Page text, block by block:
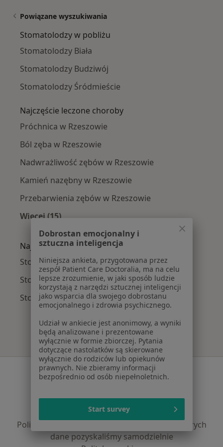
Powiązane wyszukiwania
Stomatolodzy w pobliżu
Stomatolodzy Biała
Stomatolodzy Budziwój
Stomatolodzy Śródmieście
Najczęście leczone choroby
Próchnica w Rzeszowie
Ból zęba w Rzeszowie
Nadwrażliwość zębów w Rzeszowie
Kamień nazębny w Rzeszowie
Przebarwienia zębów w Rzeszowie
Więcej (15)
Więcej w kategorii: Najczęście leczone
Najpopularniejsze ubezpieczenia
Stomatolodzy z NFZ w Rzeszowie
Stomatolodzy z Medicover w Rzeszowie
Stomatolodzy z Enel-med w Rzeszowie
Serwis
Polityka prywatności pacjentów
Polityka prywatności profesjonalistów
Polityka prywatności dla profesjonalistów, których
dane pozyskaliśmy samodzielnie
Dobrostan emocjonalny i
sztuczna inteligencja
Niniejsza ankieta, przygotowana przez
zespół Patient Care Doctoralia, ma na celu
lepsze zrozumienie, w jaki sposób ludzie
korzystają z narzędzi sztucznej inteligencji
jako wsparcia dla swojego dobrostanu
emocjonalnego i zdrowia psychicznego.
Udział w ankiecie jest anonimowy, a wyniki
będą analizowane i prezentowane
wyłącznie w formie zbiorczej. Pytania
dotyczące nastolatków są skierowane
wyłącznie do rodziców lub opiekunów
prawnych. Nie zbieramy informacji
bezpośrednio od osób niepełnoletnich.
Start survey